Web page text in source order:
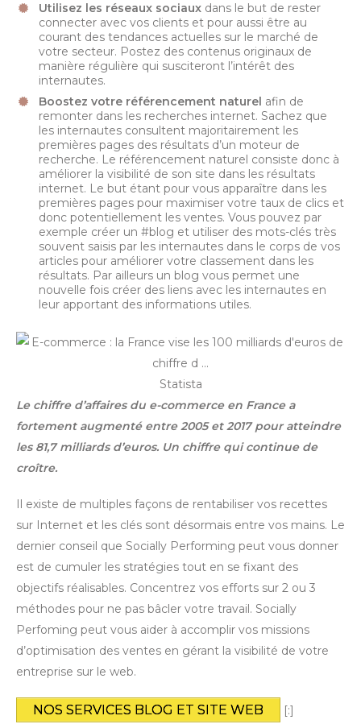
Utilisez les réseaux sociaux dans le but de rester
connecter avec vos clients et pour aussi être au
courant des tendances actuelles sur le marché de
votre secteur. Postez des contenus originaux de
manière régulière qui susciteront l’intérêt des
internautes.
Boostez votre référencement naturel afin de
remonter dans les recherches internet. Sachez que
les internautes consultent majoritairement les
premières pages des résultats d’un moteur de
recherche. Le référencement naturel consiste donc à
améliorer la visibilité de son site dans les résultats
internet. Le but étant pour vous apparaître dans les
premières pages pour maximiser votre taux de clics et
donc potentiellement les ventes. Vous pouvez par
exemple créer un #blog et utiliser des mots-clés très
souvent saisis par les internautes dans le corps de vos
articles pour améliorer votre classement dans les
résultats. Par ailleurs un blog vous permet une
nouvelle fois créer des liens avec les internautes en
leur apportant des informations utiles.
Statista
Le chiffre d’affaires du e-commerce en France a
fortement augmenté entre 2005 et 2017 pour atteindre
les 81,7 milliards d’euros. Un chiffre qui continue de
croître.
Il existe de multiples façons de rentabiliser vos recettes
sur Internet et les clés sont désormais entre vos mains. Le
dernier conseil que Socially Performing peut vous donner
est de cumuler les stratégies tout en se fixant des
objectifs réalisables. Concentrez vos efforts sur 2 ou 3
méthodes pour ne pas bâcler votre travail. Socially
Perfoming peut vous aider à accomplir vos missions
d’optimisation des ventes en gérant la visibilité de votre
entreprise sur le web.
NOS SERVICES BLOG ET SITE WEB [:]